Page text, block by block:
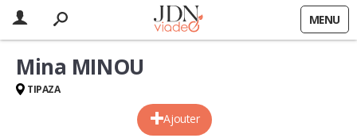
MENU
Ajouter
Mina MINOU
TIPAZA